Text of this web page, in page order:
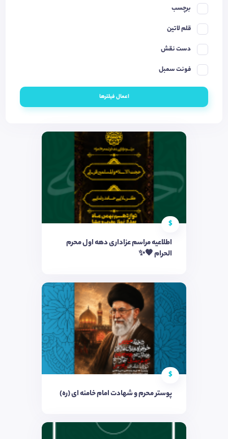
برچسب
قلم لاتین
دست نقش
فونت سمبل
اعمال فیلترها
$
اطلاعیه مراسم عزاداری دهه اول محرم
الحرام 🖤✨
$
پوستر محرم و شهادت امام خامنه ای (ره)